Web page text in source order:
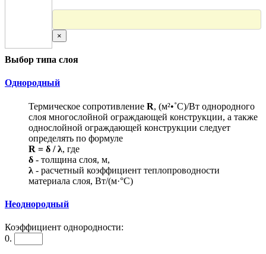
×
Выбор типа слоя
Однородный
Термическое сопротивление R, (м²•˚С)/Вт однородного
слоя многослойной ограждающей конструкции, а также
однослойной ограждающей конструкции следует
определять по формуле
R = δ / λ, где
δ - толщина слоя, м,
λ - расчетный коэффициент теплопроводности
материала слоя, Вт/(м·°С)
Неоднородный
Коэффициент однородности:
0.